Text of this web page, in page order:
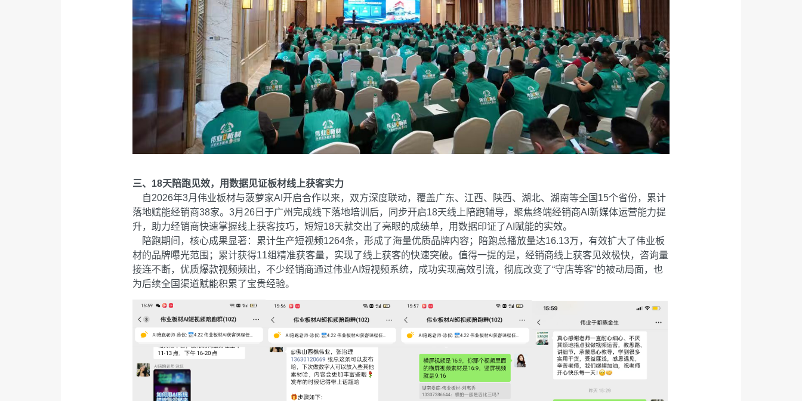
三、18天陪跑见效，用数据见证板材线上获客实力
自2026年3月伟业板材与菠萝家AI开启合作以来，双方深度联动，覆盖广东、江西、陕西、湖北、湖南等全国15个省份，累计
落地赋能经销商38家。3月26日于广州完成线下落地培训后，同步开启18天线上陪跑辅导，聚焦终端经销商AI新媒体运营能力提
升，助力经销商快速掌握线上获客技巧，短短18天就交出了亮眼的成绩单，用数据印证了AI赋能的实效。
陪跑期间，核心成果显著：累计生产短视频1264条，形成了海量优质品牌内容；陪跑总播放量达16.13万，有效扩大了伟业板
材的品牌曝光范围；累计获得11组精准获客量，实现了线上获客的快速突破。值得一提的是，经销商线上获客见效极快，咨询量
接连不断，优质爆款视频频出，不少经销商通过伟业AI短视频系统，成功实现高效引流，彻底改变了“守店等客”的被动局面，也
为后续全国渠道赋能积累了宝贵经验。